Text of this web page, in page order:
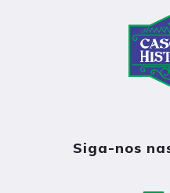
Siga-nos